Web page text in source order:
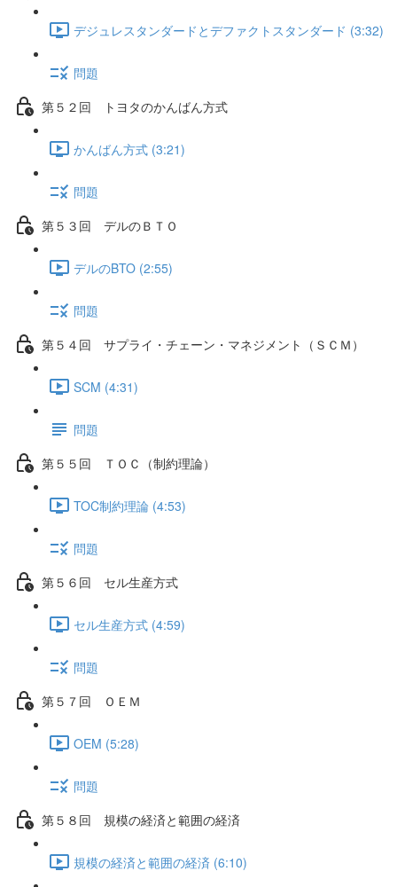
デジュレスタンダードとデファクトスタンダード (3:32)
問題
第５２回 トヨタのかんばん方式
かんばん方式 (3:21)
問題
第５３回 デルのＢＴＯ
デルのBTO (2:55)
問題
第５４回 サプライ・チェーン・マネジメント（ＳＣＭ）
SCM (4:31)
問題
第５５回 ＴＯＣ（制約理論）
TOC制約理論 (4:53)
問題
第５６回 セル生産方式
セル生産方式 (4:59)
問題
第５７回 ＯＥＭ
OEM (5:28)
問題
第５８回 規模の経済と範囲の経済
規模の経済と範囲の経済 (6:10)